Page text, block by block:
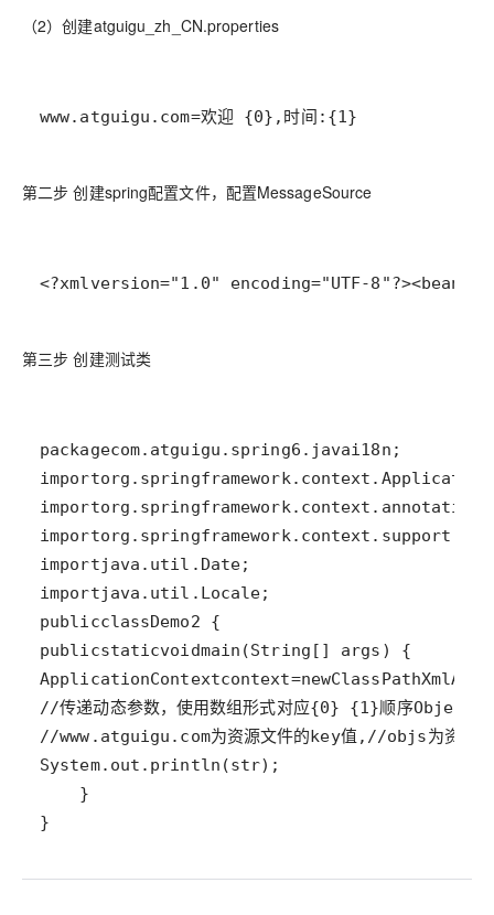
（2）创建atguigu_zh_CN.properties
www. atguigu . com=欢迎 {0}, 时间 :{1}
第二步 创建spring配置文件，配置MessageSource
<?xmlversion="1.0" encoding="UTF-8"?><beans
第三步 创建测试类
packagecom. atguigu . spring6 . javai18n
importorg . springframework. context .
importorg . springframework. context . annotation
importorg . springframework. context . support
importjava . util . Date
importjava . util . Locale
publicclassDemo2
publicstaticvoidmain (String [] args
ApplicationContextcontext=new
//传递动态参数，使用数组形式对应{0} {1}顺序Object
//www.atguigu.com为资源文件的key值, //objs为资源文
System. out . println (str
}